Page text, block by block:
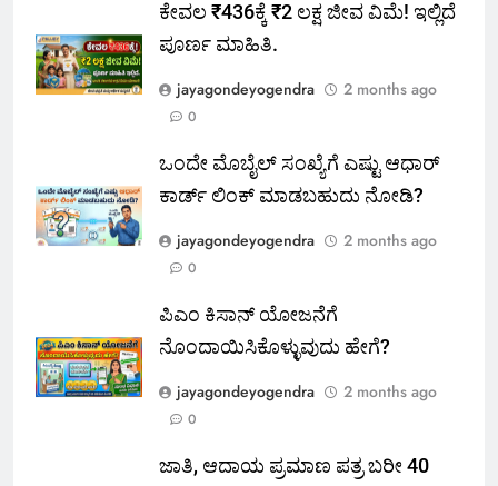
ಕೇವಲ ₹436ಕ್ಕೆ ₹2 ಲಕ್ಷ ಜೀವ ವಿಮೆ! ಇಲ್ಲಿದೆ
ಪೂರ್ಣ ಮಾಹಿತಿ.
jayagondeyogendra
2 months ago
0
ಒಂದೇ ಮೊಬೈಲ್ ಸಂಖ್ಯೆಗೆ ಎಷ್ಟು ಆಧಾರ್
ಕಾರ್ಡ್ ಲಿಂಕ್ ಮಾಡಬಹುದು ನೋಡಿ?
jayagondeyogendra
2 months ago
0
ಪಿಎಂ ಕಿಸಾನ್ ಯೋಜನೆಗೆ
ನೊಂದಾಯಿಸಿಕೊಳ್ಳುವುದು ಹೇಗೆ?
jayagondeyogendra
2 months ago
0
ಜಾತಿ, ಆದಾಯ ಪ್ರಮಾಣ ಪತ್ರ ಬರೀ 40